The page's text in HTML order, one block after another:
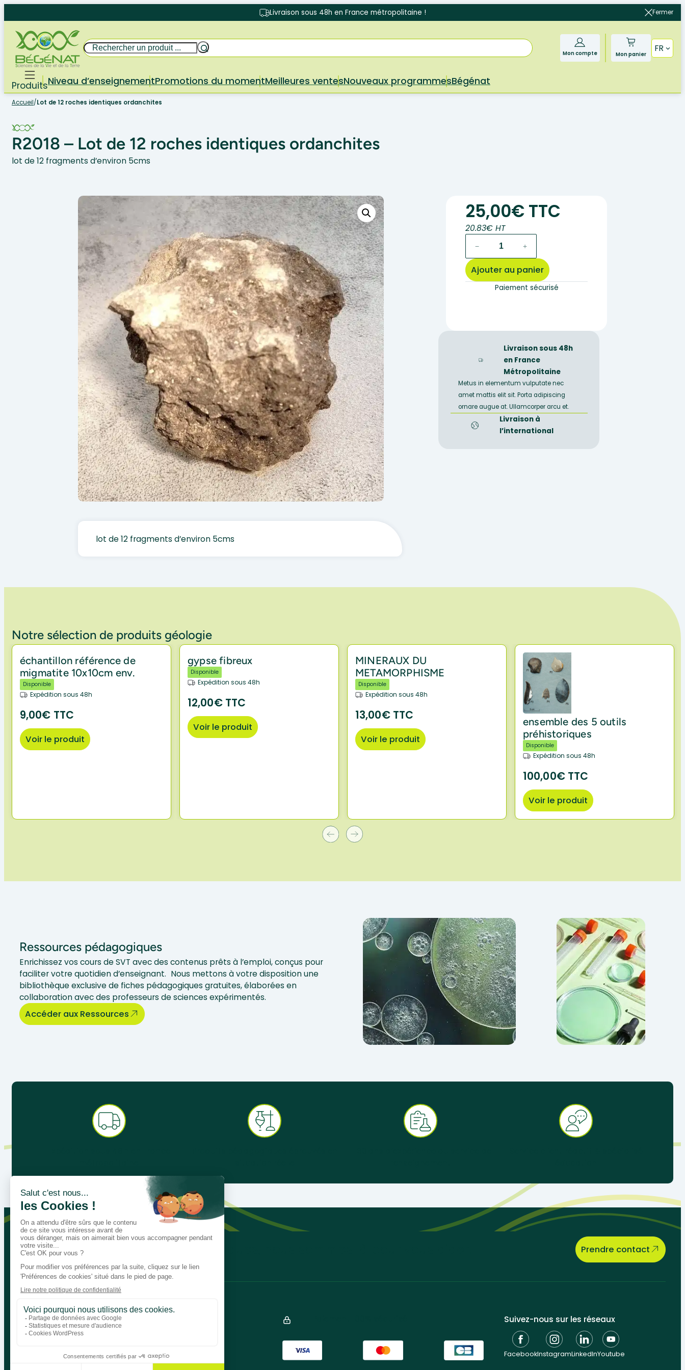
au
contenu
Fermer
Livraison sous 48h en France métropolitaine !
Mon compte Mon panier
FR
Produits
Rechercher
Niveau d’enseignementPromotions du momentMeilleures ventesNouveaux programmesBégénat
Accueil/Lot de 12 roches identiques ordanchites
R2018 – Lot de 12 roches identiques ordanchites
lot de 12 fragments d’environ 5cms
25,00€ TTC
20.83€ HT
R2018
–
identiques
ordanchites
− +
Ajouter au panier
Paiement sécurisé
Livraison sous 48h
en France
Métropolitaine
Metus in elementum vulputate nec
amet mattis elit sit. Porta adipiscing
ornare augue at. Ullamcorper arcu et.
Livraison à
l’international
lot de 12 fragments d’environ 5cms
Notre sélection de produits géologie
échantillon référence de
migmatite 10x10cm env.
Disponible
Expédition sous 48h
9,00€ TTC
Voir le produit
gypse fibreux
Disponible
Expédition sous 48h
12,00€ TTC
Voir le produit
MINERAUX DU
METAMORPHISME
Disponible
Expédition sous 48h
13,00€ TTC
Voir le produit
ensemble des 5 outils
préhistoriques
Disponible
Expédition sous 48h
100,00€ TTC
Voir le produit
Ressources pédagogiques
Enrichissez vos cours de SVT avec des contenus prêts à l’emploi, conçus pour
faciliter votre quotidien d’enseignant. Nous mettons à votre disposition une
bibliothèque exclusive de fiches pédagogiques gratuites, élaborées en
collaboration avec des professeurs de sciences expérimentés.
Accéder aux Ressources
Parlons de vos besoins pédagogiques, nous sommes là pour vous aider. Prendre contact
Bégénat
Niveau d’enseignement
Politique de retour
Suivez-nous sur les réseaux
FacebookInstagramLinkedInYoutube